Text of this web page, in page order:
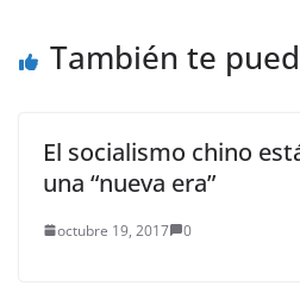
También te
El socialismo chino
una “nueva era”
octubre 19, 2017 0